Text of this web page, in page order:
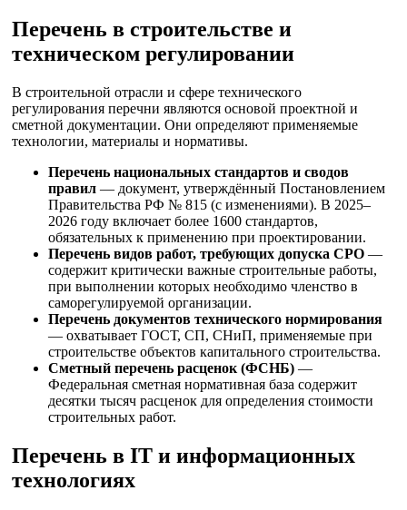
Перечень в строительстве и
техническом регулировании
В строительной отрасли и сфере технического
регулирования перечни являются основой проектной и
сметной документации. Они определяют применяемые
технологии, материалы и нормативы.
Перечень национальных стандартов и сводов
правил — документ, утверждённый Постановлением
Правительства РФ № 815 (с изменениями). В 2025–
2026 году включает более 1600 стандартов,
обязательных к применению при проектировании.
Перечень видов работ, требующих допуска СРО —
содержит критически важные строительные работы,
при выполнении которых необходимо членство в
саморегулируемой организации.
Перечень документов технического нормирования
— охватывает ГОСТ, СП, СНиП, применяемые при
строительстве объектов капитального строительства.
Сметный перечень расценок (ФСНБ) —
Федеральная сметная нормативная база содержит
десятки тысяч расценок для определения стоимости
строительных работ.
Перечень в IT и информационных
технологиях